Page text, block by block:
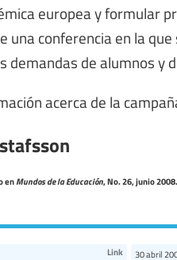
europea y formular
una conferencia en la
demandas de alumnos y
acerca de la
enMundos de la Educación, No. 26, junio 2008.
Link 30 abril